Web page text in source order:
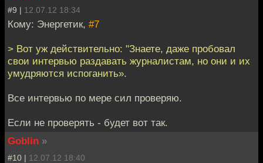
#9 | 12.07.12 18:34
Кому: Энергетик, #7
> Вот уж действительно: "Знаете, даже пробовал
свои интервью раздавать журналистам, но они и их
умудряются испоганить».
Все интервью по мере сил проверяю.
Если не проверять - будет вот так.
Goblin »
#10 | 12.07.12 18:40